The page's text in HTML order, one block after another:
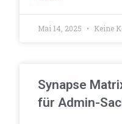
Mai 14, 2025 Keine
Synapse
für Admin-